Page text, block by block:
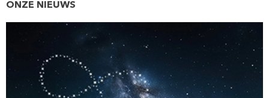
ONZE NIEUWS